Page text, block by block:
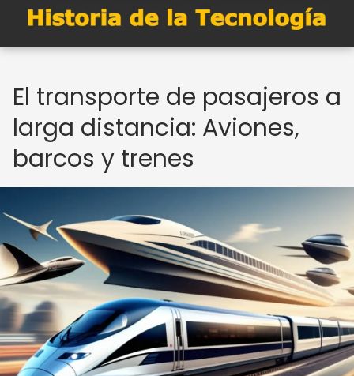
El transporte de pasajeros a
larga distancia: Aviones,
barcos y trenes